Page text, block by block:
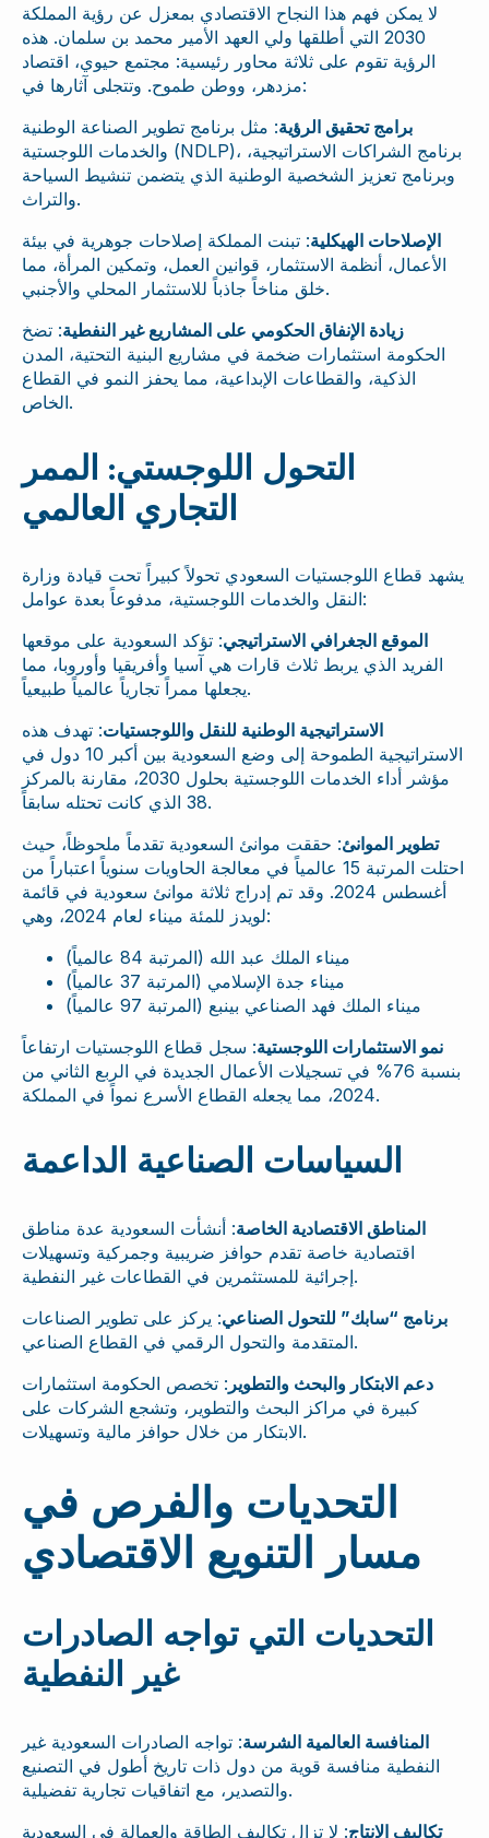
لا يمكن فهم هذا النجاح الاقتصادي بمعزل عن رؤية المملكة
2030 التي أطلقها ولي العهد الأمير محمد بن سلمان. هذه
الرؤية تقوم على ثلاثة محاور رئيسية: مجتمع حيوي، اقتصاد
مزدهر، ووطن طموح. وتتجلى آثارها في:
برامج تحقيق الرؤية: مثل برنامج تطوير الصناعة الوطنية
والخدمات اللوجستية (NDLP)، برنامج الشراكات الاستراتيجية،
وبرنامج تعزيز الشخصية الوطنية الذي يتضمن تنشيط السياحة
والتراث.
الإصلاحات الهيكلية: تبنت المملكة إصلاحات جوهرية في بيئة
الأعمال، أنظمة الاستثمار، قوانين العمل، وتمكين المرأة، مما
خلق مناخاً جاذباً للاستثمار المحلي والأجنبي.
زيادة الإنفاق الحكومي على المشاريع غير النفطية: تضخ
الحكومة استثمارات ضخمة في مشاريع البنية التحتية، المدن
الذكية، والقطاعات الإبداعية، مما يحفز النمو في القطاع
الخاص.
التحول اللوجستي: الممر
التجاري العالمي
يشهد قطاع اللوجستيات السعودي تحولاً كبيراً تحت قيادة وزارة
النقل والخدمات اللوجستية، مدفوعاً بعدة عوامل:
الموقع الجغرافي الاستراتيجي: تؤكد السعودية على موقعها
الفريد الذي يربط ثلاث قارات هي آسيا وأفريقيا وأوروبا، مما
يجعلها ممراً تجارياً عالمياً طبيعياً.
الاستراتيجية الوطنية للنقل واللوجستيات: تهدف هذه
الاستراتيجية الطموحة إلى وضع السعودية بين أكبر 10 دول في
مؤشر أداء الخدمات اللوجستية بحلول 2030، مقارنة بالمركز
38 الذي كانت تحتله سابقاً.
تطوير الموانئ: حققت موانئ السعودية تقدماً ملحوظاً، حيث
احتلت المرتبة 15 عالمياً في معالجة الحاويات سنوياً اعتباراً من
أغسطس 2024. وقد تم إدراج ثلاثة موانئ سعودية في قائمة
لويدز للمئة ميناء لعام 2024، وهي:
ميناء الملك عبد الله (المرتبة 84 عالمياً)
ميناء جدة الإسلامي (المرتبة 37 عالمياً)
ميناء الملك فهد الصناعي بينبع (المرتبة 97 عالمياً)
نمو الاستثمارات اللوجستية: سجل قطاع اللوجستيات ارتفاعاً
بنسبة 76% في تسجيلات الأعمال الجديدة في الربع الثاني من
2024، مما يجعله القطاع الأسرع نمواً في المملكة.
السياسات الصناعية الداعمة
المناطق الاقتصادية الخاصة: أنشأت السعودية عدة مناطق
اقتصادية خاصة تقدم حوافز ضريبية وجمركية وتسهيلات
إجرائية للمستثمرين في القطاعات غير النفطية.
برنامج “سابك” للتحول الصناعي: يركز على تطوير الصناعات
المتقدمة والتحول الرقمي في القطاع الصناعي.
دعم الابتكار والبحث والتطوير : تخصص الحكومة استثمارات
كبيرة في مراكز البحث والتطوير، وتشجع الشركات على
الابتكار من خلال حوافز مالية وتسهيلات.
التحديات والفرص في
مسار التنويع الاقتصادي
التحديات التي تواجه الصادرات
غير النفطية
المنافسة العالمية الشرسة: تواجه الصادرات السعودية غير
النفطية منافسة قوية من دول ذات تاريخ أطول في التصنيع
والتصدير، مع اتفاقيات تجارية تفضيلية.
تكاليف الإنتاج: لا تزال تكاليف الطاقة والعمالة في السعودية